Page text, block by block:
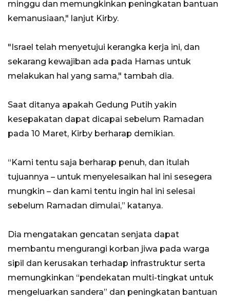
minggu dan memungkinkan peningkatan bantuan
kemanusiaan," lanjut Kirby.
"Israel telah menyetujui kerangka kerja ini, dan
sekarang kewajiban ada pada Hamas untuk
melakukan hal yang sama," tambah dia.
Saat ditanya apakah Gedung Putih yakin
kesepakatan dapat dicapai sebelum Ramadan
pada 10 Maret, Kirby berharap demikian.
“Kami tentu saja berharap penuh, dan itulah
tujuannya – untuk menyelesaikan hal ini sesegera
mungkin – dan kami tentu ingin hal ini selesai
sebelum Ramadan dimulai,” katanya.
Dia mengatakan gencatan senjata dapat
membantu mengurangi korban jiwa pada warga
sipil dan kerusakan terhadap infrastruktur serta
memungkinkan “pendekatan multi-tingkat untuk
mengeluarkan sandera” dan peningkatan bantuan